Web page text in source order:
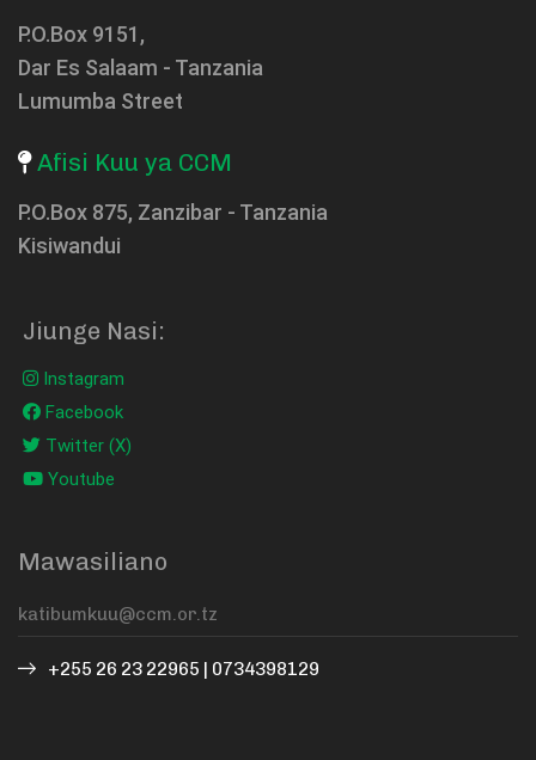
P.O.Box 9151,
Dar Es Salaam - Tanzania
Lumumba Street
Afisi Kuu ya CCM
P.O.Box 875, Zanzibar - Tanzania
Kisiwandui
Jiunge Nasi:
Instagram
Facebook
Twitter (X)
Youtube
Mawasiliano
+255 26 23 22965 | 0734398129